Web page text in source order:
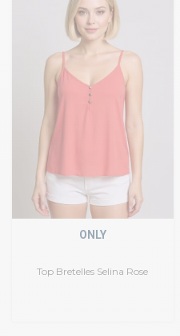
Top Bretelles Selina Rose
ONLY